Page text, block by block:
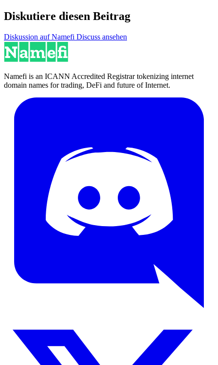
Diskutiere diesen Beitrag
Diskussion auf Namefi Discuss ansehen
Namefi is an ICANN Accredited Registrar tokenizing internet
domain names for trading, DeFi and future of Internet.